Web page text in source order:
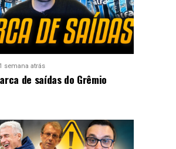
1 semana atrás
de saídas do Grêmio